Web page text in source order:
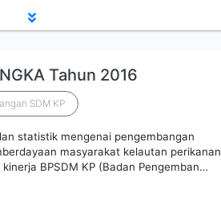
Tahun 2016
SDM KP
statistik mengenai pengembangan
masyarakat kelautan perikanan
BPSDM KP (Badan Pengemban…